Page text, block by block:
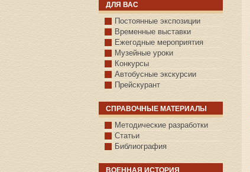
ДЛЯ ВАС
Постоянные экспозиции
Временные выставки
Ежегодные мероприятия
Музейные уроки
Конкурсы
Автобусные экскурсии
Прейскурант
СПРАВОЧНЫЕ МАТЕРИАЛЫ
Методические разработки
Статьи
Библиография